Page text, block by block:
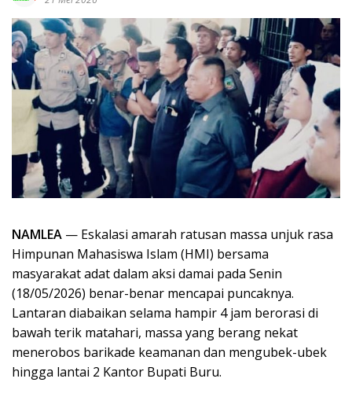
NAMLEA — Eskalasi amarah ratusan massa unjuk rasa
Himpunan Mahasiswa Islam (HMI) bersama
masyarakat adat dalam aksi damai pada Senin
(18/05/2026) benar-benar mencapai puncaknya.
Lantaran diabaikan selama hampir 4 jam berorasi di
bawah terik matahari, massa yang berang nekat
menerobos barikade keamanan dan mengubek-ubek
hingga lantai 2 Kantor Bupati Buru.